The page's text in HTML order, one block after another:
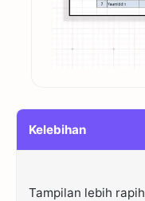
Kelebihan
Tampilan lebih rapih